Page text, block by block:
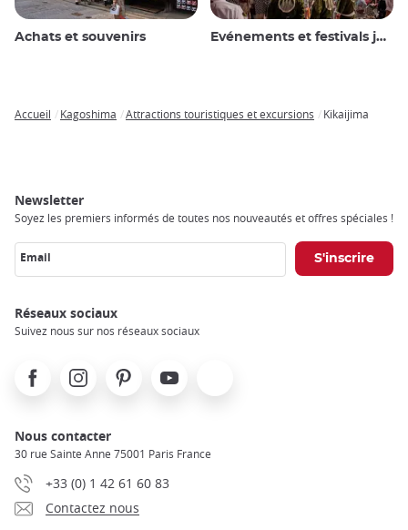
Achats et souvenirs Evénements et festivals japonais
Accueil Kagoshima Attractions touristiques et excursions Kikaijima
Newsletter
Soyez les premiers informés de toutes nos nouveautés et offres spéciales !
Email
Réseaux sociaux
Suivez nous sur nos réseaux sociaux
FacebookInstagramPinterest Youtube
Nous contacter
30 rue Sainte Anne 75001 Paris France
+33 (0) 1 42 61 60 83
Contactez nous